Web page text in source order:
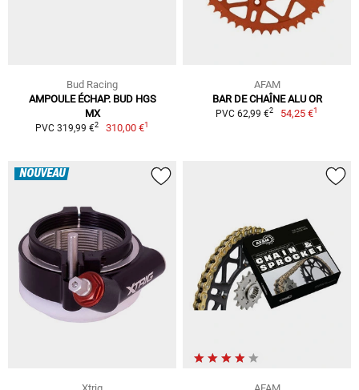
Bud Racing
AMPOULE ÉCHAP. BUD HGS
MX
PVC 319,99 €2 310,00 €1
AFAM
BAR DE CHAÎNE ALU OR
PVC 62,99 €2 54,25 €1
NOUVEAU